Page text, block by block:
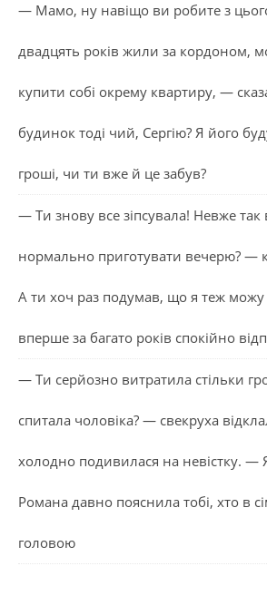
— Мамо, ну навіщо ви робите з
двадцять років жили за кордоном,
купити собі окрему квартиру, —
будинок тоді чий, Сергію? Я його
гроші, чи ти вже й це забув?
— Ти знову все зіпсувала! Невже так
нормально приготувати вечерю? —
А ти хоч раз подумав, що я теж
вперше за багато років спокійно
— Ти серйозно витратила стільки
спитала чоловіка? — свекруха
холодно подивилася на невістку. —
Романа давно пояснила тобі, хто в
головою